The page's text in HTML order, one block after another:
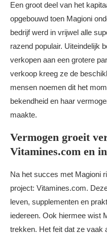
Een groot deel van het
opgebouwd toen Magioni
bedrijf werd in vrijwel alle
razend populair. Uiteindelijk
verkopen aan een grotere
verkoop kreeg ze de
mensen noemen dit het
bekendheid en haar
maakte.
Vermogen groeit
Vitamines.com en
Na het succes met Magioni
project: Vitamines.com.
leven, supplementen en
iedereen. Ook hiermee wist
trekken. Het feit dat ze vaak